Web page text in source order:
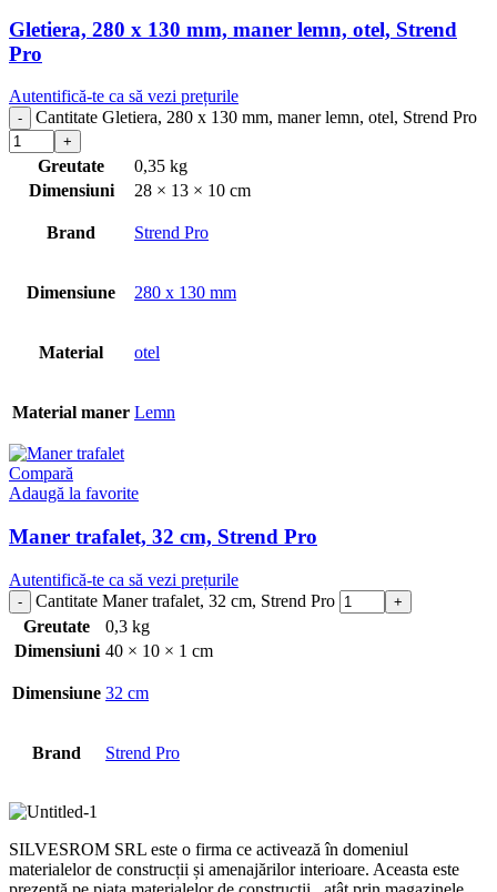
Gletiera, 280 x 130 mm, maner lemn, otel, Strend
Pro
Autentifică-te ca să vezi prețurile
Cantitate Gletiera, 280 x 130 mm, maner lemn, otel, Strend Pro
Greutate
0,35 kg
Dimensiuni
28 × 13 × 10 cm
Brand Strend Pro
Dimensiune 280 x 130 mm
Material otel
Material maner Lemn
Compară
Adaugă la favorite
Maner trafalet, 32 cm, Strend Pro
Autentifică-te ca să vezi prețurile
Cantitate Maner trafalet, 32 cm, Strend Pro
Greutate
0,3 kg
Dimensiuni 40 × 10 × 1 cm
Dimensiune 32 cm
Brand Strend Pro
SILVESROM SRL este o firma ce activează în domeniul
materialelor de construcții și amenajărilor interioare. Aceasta este